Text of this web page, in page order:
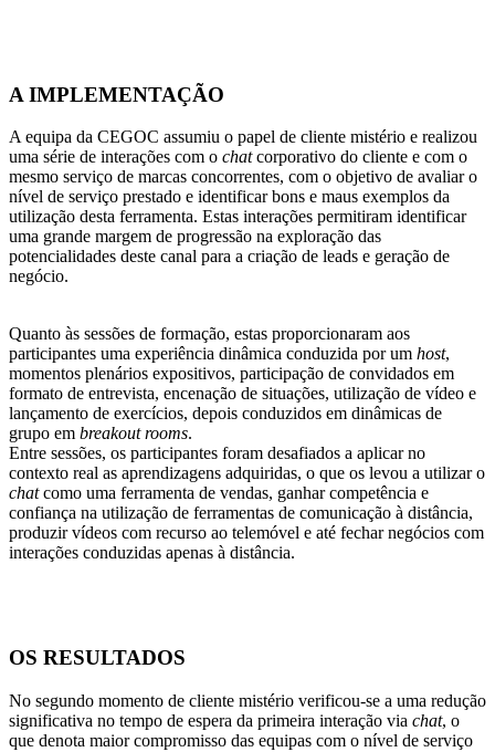
A IMPLEMENTAÇÃO
A equipa da CEGOC assumiu o papel de cliente mistério e realizou
uma série de interações com o chatcorporativo do cliente e com o
mesmo serviço de marcas concorrentes, com o objetivo de avaliar o
nível de serviço prestado e identificar bons e maus exemplos da
utilização desta ferramenta. Estas interações permitiram identificar
uma grande margem de progressão na exploração das
potencialidades deste canal para a criação de leads e geração de
negócio.
Quanto às sessões de formação, estas proporcionaram aos
participantes uma experiência dinâmica conduzida por um host,
momentos plenários expositivos, participação de convidados em
formato de entrevista, encenação de situações, utilização de vídeo e
lançamento de exercícios, depois conduzidos em dinâmicas de
grupo em breakout rooms.
Entre sessões, os participantes foram desafiados a aplicar no
contexto real as aprendizagens adquiridas, o que os levou a utilizar o
chatcomo uma ferramenta de vendas, ganhar competência e
confiança na utilização de ferramentas de comunicação à distância,
produzir vídeos com recurso ao telemóvel e até fechar negócios com
interações conduzidas apenas à distância.
OS RESULTADOS
No segundo momento de cliente mistério verificou-se a uma redução
significativa no tempo de espera da primeira interação via chat, o
que denota maior compromisso das equipas com o nível de serviço